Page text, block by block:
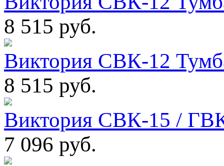
8 515 руб.
Виктория СВК-12
8 515 руб.
Виктория СВК-15 /
7 096 руб.